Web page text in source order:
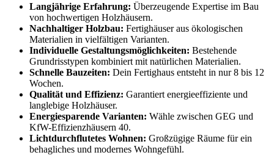
Langjährige Erfahrung: Überzeugende Expertise im Bau
von hochwertigen Holzhäusern.
Nachhaltiger Holzbau: Fertighäuser aus ökologischen
Materialien in vielfältigen Varianten.
Individuelle Gestaltungsmöglichkeiten: Bestehende
Grundrisstypen kombiniert mit natürlichen Materialien.
Schnelle Bauzeiten: Dein Fertighaus entsteht in nur 8 bis 12
Wochen.
Qualität und Effizienz: Garantiert energieeffiziente und
langlebige Holzhäuser.
Energiesparende Varianten: Wähle zwischen GEG und
KfW-Effizienzhäusern 40.
Lichtdurchflutetes Wohnen: Großzügige Räume für ein
behagliches und modernes Wohngefühl.